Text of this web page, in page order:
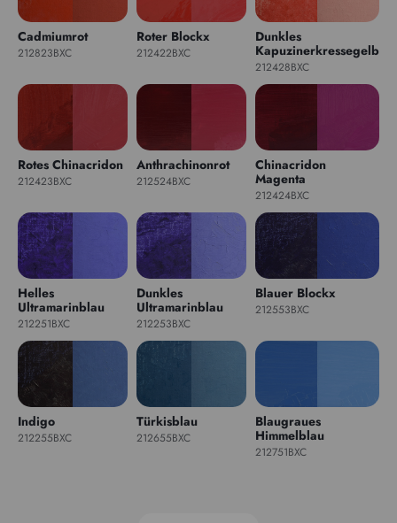
Cadmiumrot
212823BXC
Roter Blockx
212422BXC
Dunkles
Kapuzinerkressegelb
212428BXC
Rotes Chinacridon
212423BXC
Anthrachinonrot
212524BXC
Chinacridon
Magenta
212424BXC
Helles
Ultramarinblau
212251BXC
Dunkles
Ultramarinblau
212253BXC
Blauer Blockx
212553BXC
Indigo
212255BXC
Türkisblau
212655BXC
Blaugraues
Himmelblau
212751BXC